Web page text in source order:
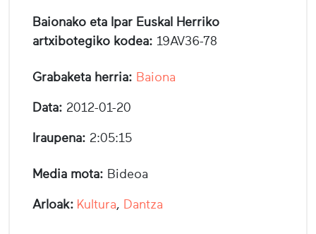
Baionako eta Ipar Euskal Herriko
artxibotegiko kodea: 19AV36­-78
Grabaketa herria: Baiona
Data: 2012-01-20
Iraupena: 2:05:15
Media mota: Bideoa
Arloak: Kultura, Dantza